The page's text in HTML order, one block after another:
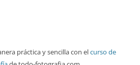
práctica y sencilla con elcurso de